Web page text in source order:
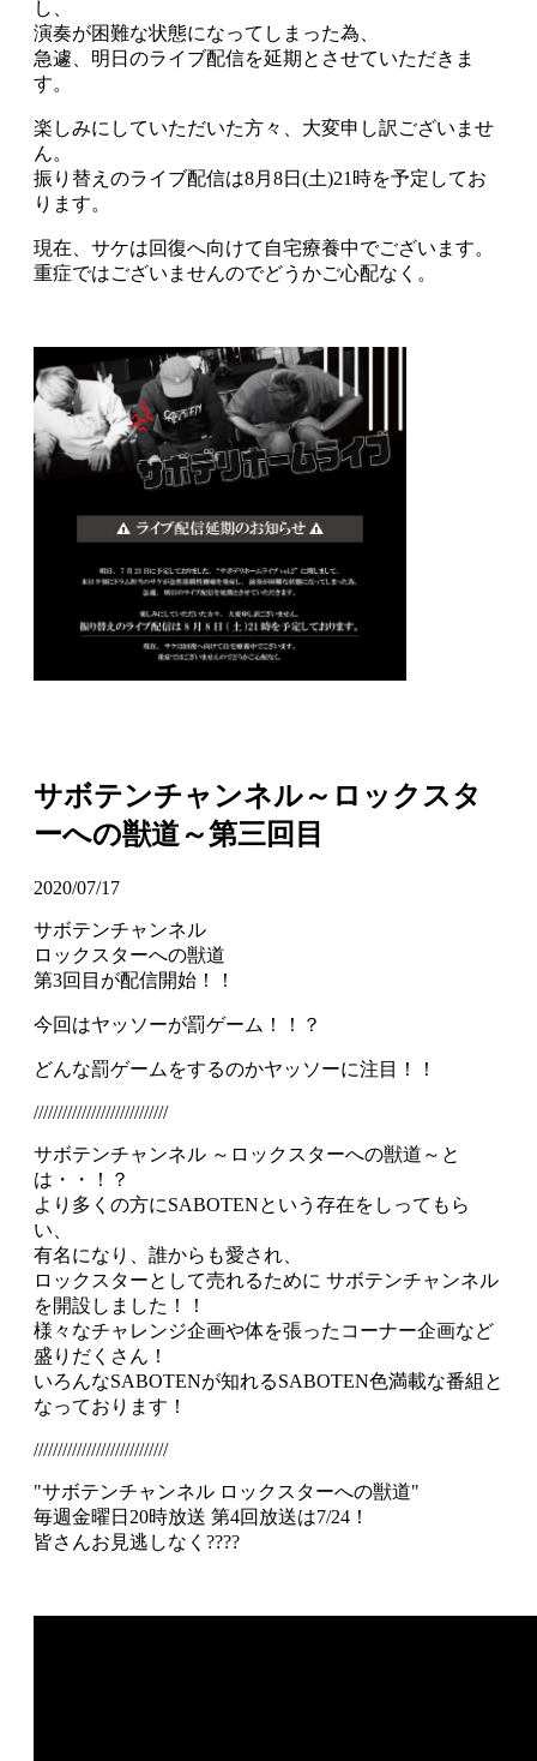
し、
演奏が困難な状態になってしまった為、
急遽、明日のライブ配信を延期とさせていただきま
す。
楽しみにしていただいた方々、大変申し訳ございませ
ん。
振り替えのライブ配信は8月8日(土)21時を予定してお
ります。
現在、サケは回復へ向けて自宅療養中でございます。
重症ではございませんのでどうかご心配なく。
サボテンチャンネル～ロックスタ
ーへの獣道～第三回目
2020/07/17
サボテンチャンネル
ロックスターへの獣道
第3回目が配信開始！！
今回はヤッソーが罰ゲーム！！？
どんな罰ゲームをするのかヤッソーに注目！！
////////////////////////////
サボテンチャンネル ～ロックスターへの獣道～と
は・・！？
より多くの方にSABOTENという存在をしってもら
い、
有名になり、誰からも愛され、
ロックスターとして売れるために サボテンチャンネル
を開設しました！！
様々なチャレンジ企画や体を張ったコーナー企画など
盛りだくさん！
いろんなSABOTENが知れるSABOTEN色満載な番組と
なっております！
////////////////////////////
"サボテンチャンネル ロックスターへの獣道"
毎週金曜日20時放送 第4回放送は7/24！
皆さんお見逃しなく????